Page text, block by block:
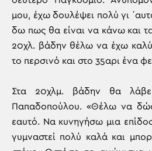
μου, έχω δουλέψει πολύ γι
δω πως θα είναι να κάνω και
20χλ. βάδην θέλω να έχω
το περσινό και στο 35αρι ένα
Στα 20χλμ. βάδην θα
Παπαδοπούλου. «Θέλω να
εαυτό. Να κυνηγήσω μια
γυμναστεί πολύ καλά και